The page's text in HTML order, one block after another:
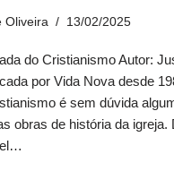
Oliveira 13/02/2025
do Cristianismo Autor:
por Vida Nova desde
é sem dúvida
obras de história da igreja.